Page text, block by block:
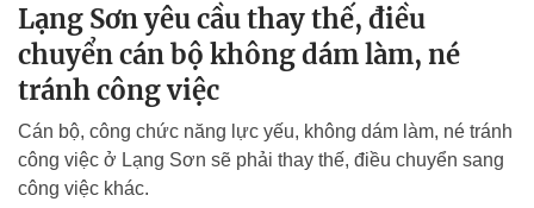
Lạng Sơn yêu cầu thay thế, điều
chuyển cán bộ không dám làm, né
tránh công việc
Cán bộ, công chức năng lực yếu, không dám làm, né tránh
công việc ở Lạng Sơn sẽ phải thay thế, điều chuyển sang
công việc khác.